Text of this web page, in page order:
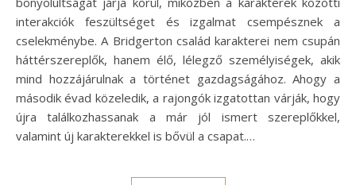
interakciók feszültséget és izgalmat csempésznek a
cselekménybe. A Bridgerton család karakterei nem csupán
háttérszereplők, hanem élő, lélegző személyiségek, akik
mind hozzájárulnak a történet gazdagságához. Ahogy a
második évad közeledik, a rajongók izgatottan várják, hogy
újra találkozhassanak a már jól ismert szereplőkkel,
valamint új karakterekkel is bővül a csapat.…